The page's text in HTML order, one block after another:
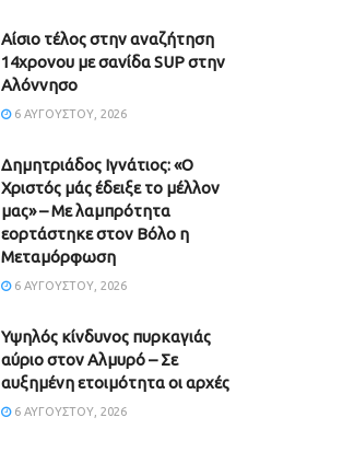
Αίσιο τέλος στην αναζήτηση
14χρονου με σανίδα SUP στην
Αλόννησο
6 ΑΥΓΟΎΣΤΟΥ, 2026
Δημητριάδος Ιγνάτιος: «Ο
Χριστός μάς έδειξε το μέλλον
μας» – Με λαμπρότητα
εορτάστηκε στον Βόλο η
Μεταμόρφωση
6 ΑΥΓΟΎΣΤΟΥ, 2026
Υψηλός κίνδυνος πυρκαγιάς
αύριο στον Αλμυρό – Σε
αυξημένη ετοιμότητα οι αρχές
6 ΑΥΓΟΎΣΤΟΥ, 2026